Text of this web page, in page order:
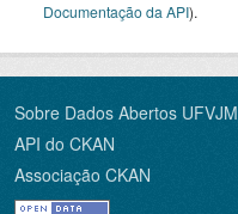
Documentação da API).
Sobre Dados Abertos UFVJM
API do CKAN
Associação CKAN